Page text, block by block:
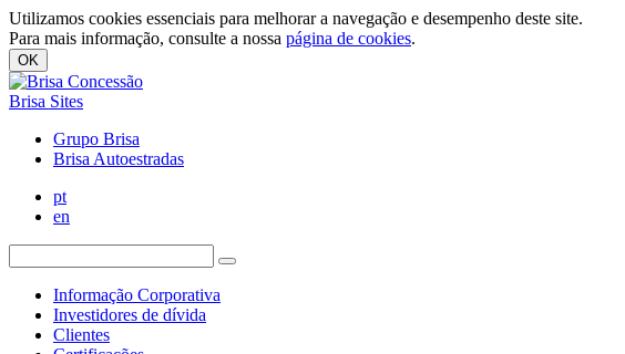
Utilizamos cookies essenciais para melhorar a navegação e desempenho deste site.
Para mais informação, consulte a nossa página de cookies.
OK
Brisa Sites
Grupo Brisa
Brisa Autoestradas
pt
en
Informação Corporativa
Investidores de dívida
Clientes